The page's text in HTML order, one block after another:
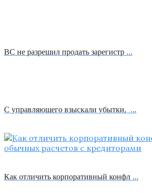
ВС не разрешил продать зарегистр …
С управляющего взыскали убытки, …
Как отличить корпоративный конфл …